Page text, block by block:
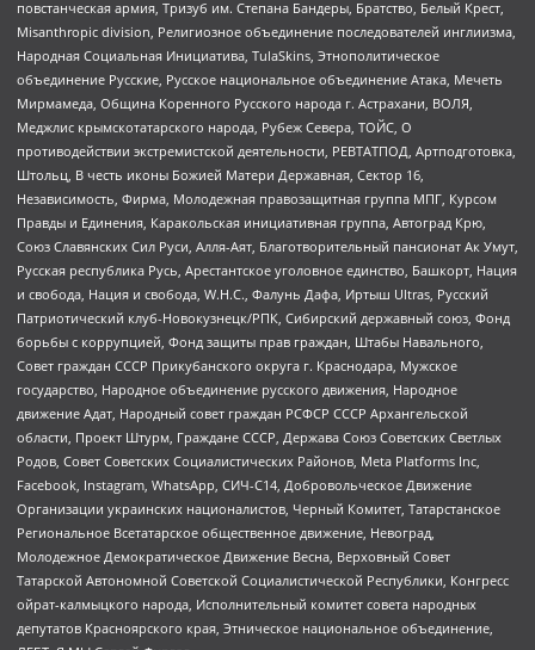
повстанческая армия, Тризуб им. Степана Бандеры, Братство, Белый Крест,
Misanthropic division, Религиозное объединение последователей инглиизма,
Народная Социальная Инициатива, TulaSkins, Этнополитическое
объединение Русские, Русское национальное объединение Атака, Мечеть
Мирмамеда, Община Коренного Русского народа г. Астрахани, ВОЛЯ,
Меджлис крымскотатарского народа, Рубеж Севера, ТОЙС, О
противодействии экстремистской деятельности, РЕВТАТПОД, Артподготовка,
Штольц, В честь иконы Божией Матери Державная, Сектор 16,
Независимость, Фирма, Молодежная правозащитная группа МПГ, Курсом
Правды и Единения, Каракольская инициативная группа, Автоград Крю,
Союз Славянских Сил Руси, Алля-Аят, Благотворительный пансионат Ак Умут,
Русская республика Русь, Арестантское уголовное единство, Башкорт, Нация
и свобода, Нация и свобода, W.H.С., Фалунь Дафа, Иртыш Ultras, Русский
Патриотический клуб-Новокузнецк/РПК, Сибирский державный союз, Фонд
борьбы с коррупцией, Фонд защиты прав граждан, Штабы Навального,
Совет граждан СССР Прикубанского округа г. Краснодара, Мужское
государство, Народное объединение русского движения, Народное
движение Адат, Народный совет граждан РСФСР СССР Архангельской
области, Проект Штурм, Граждане СССР, Держава Союз Советских Светлых
Родов, Совет Советских Социалистических Районов, Meta Platforms Inc,
Facebook, Instagram, WhatsApp, СИЧ-С14, Добровольческое Движение
Организации украинских националистов, Черный Комитет, Татарстанское
Региональное Всетатарское общественное движение, Невоград,
Молодежное Демократическое Движение Весна, Верховный Совет
Татарской Автономной Советской Социалистической Республики, Конгресс
ойрат-калмыцкого народа, Исполнительный комитет совета народных
депутатов Красноярского края, Этническое национальное объединение,